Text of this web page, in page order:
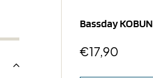
Bassday KOBUN
€17,90